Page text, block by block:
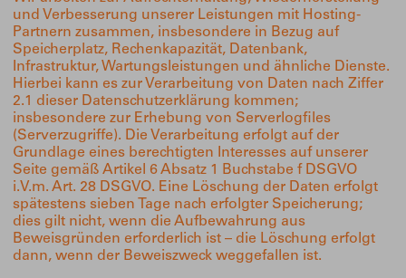
und Verbesserung unserer Leistungen mit Hosting-
Partnern zusammen, insbesondere in Bezug auf
Speicherplatz, Rechenkapazität, Datenbank,
Infrastruktur, Wartungsleistungen und ähnliche Dienste.
Hierbei kann es zur Verarbeitung von Daten nach Ziffer
2.1 dieser Datenschutzerklärung kommen;
insbesondere zur Erhebung von Serverlogfiles
(Serverzugriffe). Die Verarbeitung erfolgt auf der
Grundlage eines berechtigten Interesses auf unserer
Seite gemäß Artikel 6 Absatz 1 Buchstabe f DSGVO
i.V.m. Art. 28 DSGVO. Eine Löschung der Daten erfolgt
spätestens sieben Tage nach erfolgter Speicherung;
dies gilt nicht, wenn die Aufbewahrung aus
Beweisgründen erforderlich ist – die Löschung erfolgt
dann, wenn der Beweiszweck weggefallen ist.